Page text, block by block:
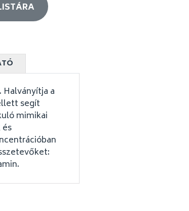
a
segít
mimikai